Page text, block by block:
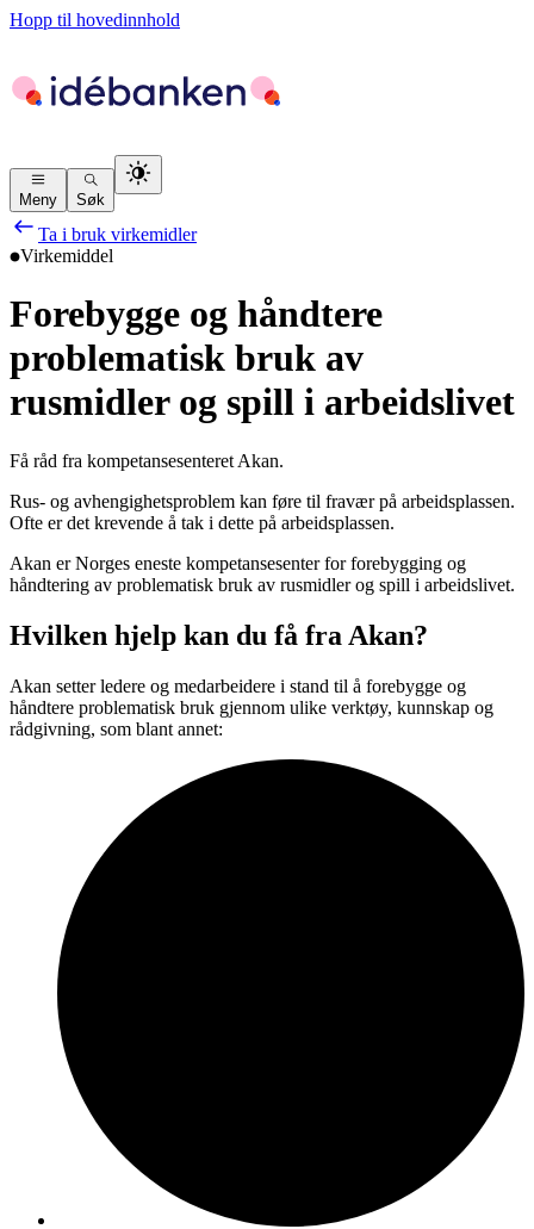
Hopp til hovedinnhold
Meny Søk
Ta i bruk virkemidler
Virkemiddel
Forebygge og håndtere
problematisk bruk av
rusmidler og spill i arbeidslivet
Få råd fra kompetansesenteret Akan.
Rus- og avhengighetsproblem kan føre til fravær på arbeidsplassen.
Ofte er det krevende å tak i dette på arbeidsplassen.
Akan er Norges eneste kompetansesenter for forebygging og
håndtering av problematisk bruk av rusmidler og spill i arbeidslivet.
Hvilken hjelp kan du få fra Akan?
Akan setter ledere og medarbeidere i stand til å forebygge og
håndtere problematisk bruk gjennom ulike verktøy, kunnskap og
rådgivning, som blant annet: